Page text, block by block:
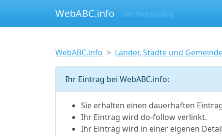
WebABC.info Der Webkatalog
WebABC.info
Länder, Städte und
Ihr Eintrag bei WebABC.info:
Sie erhalten einen dauerhaften
Ihr Eintrag wird do-follow verlinkt.
Ihr Eintrag wird in einer eigenen